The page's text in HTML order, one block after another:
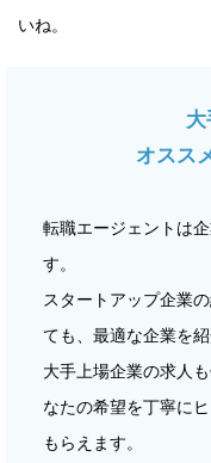
いね。
オスス
転職エージェントは
す。
スタートアップ企業
ても、最適な企業を
大手上場企業の求人
なたの希望を丁寧に
もらえます。